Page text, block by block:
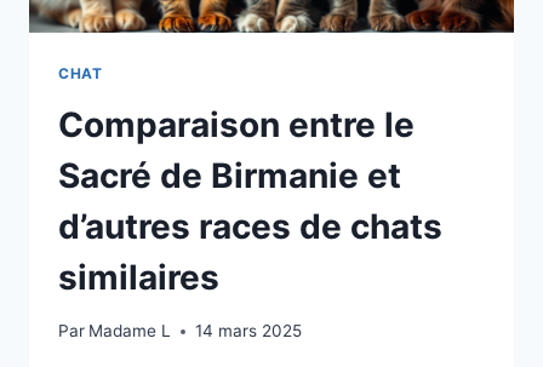
ET
CHAT
Comparaison entre le
Sacré de Birmanie et
d’autres races de chats
similaires
Par Madame L 14 mars 2025